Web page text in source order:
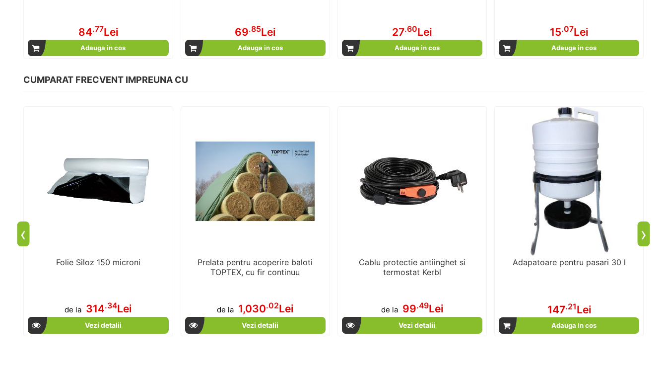
84.77Lei
Adauga in cos
69.85Lei
Adauga in cos
27.60Lei
Adauga in cos
15.07Lei
Adauga in cos
CUMPARAT FRECVENT IMPREUNA CU
Folie Siloz 150 microni
de la 314.34Lei
Vezi detalii
Prelata pentru acoperire baloti
TOPTEX, cu fir continuu
de la 1,030.02Lei
Vezi detalii
Cablu protectie antiinghet si
termostat Kerbl
de la 99.49Lei
Vezi detalii
Adapatoare pentru pasari 30 l
147.21Lei
Adauga in cos
‹ ›